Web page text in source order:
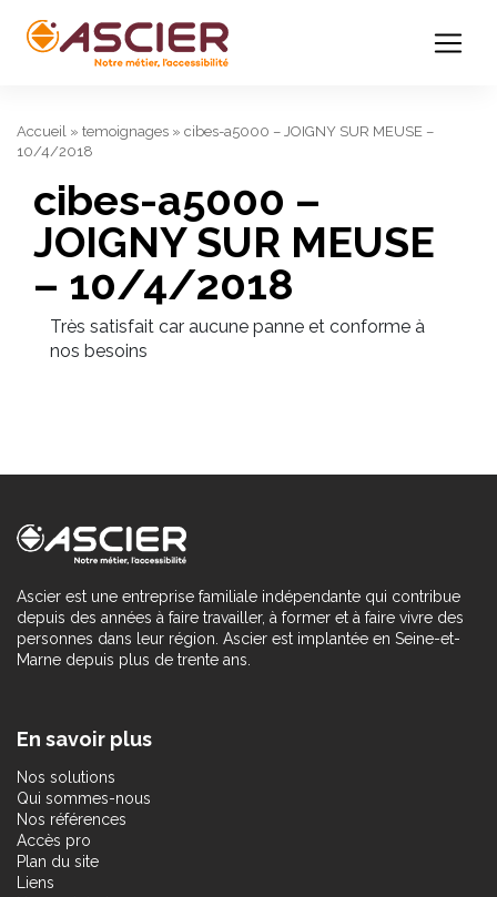
Accueil » temoignages » cibes-a5000 – JOIGNY SUR MEUSE –
10/4/2018
cibes-a5000 –
JOIGNY SUR MEUSE
– 10/4/2018
Très satisfait car aucune panne et conforme à
nos besoins
Ascier est une entreprise familiale indépendante qui contribue
depuis des années à faire travailler, à former et à faire vivre des
personnes dans leur région. Ascier est implantée en Seine-et-
Marne depuis plus de trente ans.
En savoir plus
Nos solutions
Qui sommes-nous
Nos références
Accès pro
Plan du site
Liens